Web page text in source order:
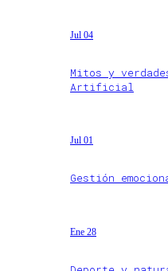
Jul 04
Mitos y
Artificial
Jul 01
Gestión
Ene 28